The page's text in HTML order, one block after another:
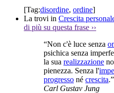
[Tag:disordine, ordine]
La trovi in Crescita
di più su questa frase ››
“Non c'è luce senza
psichica senza
la sua realizzazione
pienezza. Senza l'
progresso né crescita.”
Carl Gustav Jung